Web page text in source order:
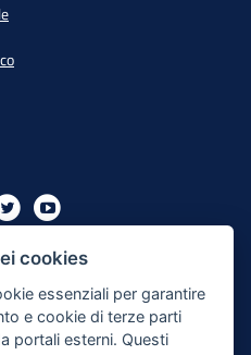
cookies
essenziali per garantire
e cookie di terze parti
portali esterni. Questi